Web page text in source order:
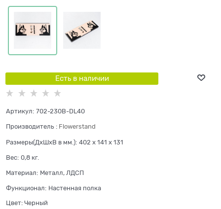
Есть в наличии
Артикул: 702-230B-DL40
Производитель : Flowerstand
Размеры(ДхШхВ в мм.): 402 x 141 x 131
Вес: 0,8 кг.
Материал: Металл, ЛДСП
Функционал: Настенная полка
Цвет: Черный